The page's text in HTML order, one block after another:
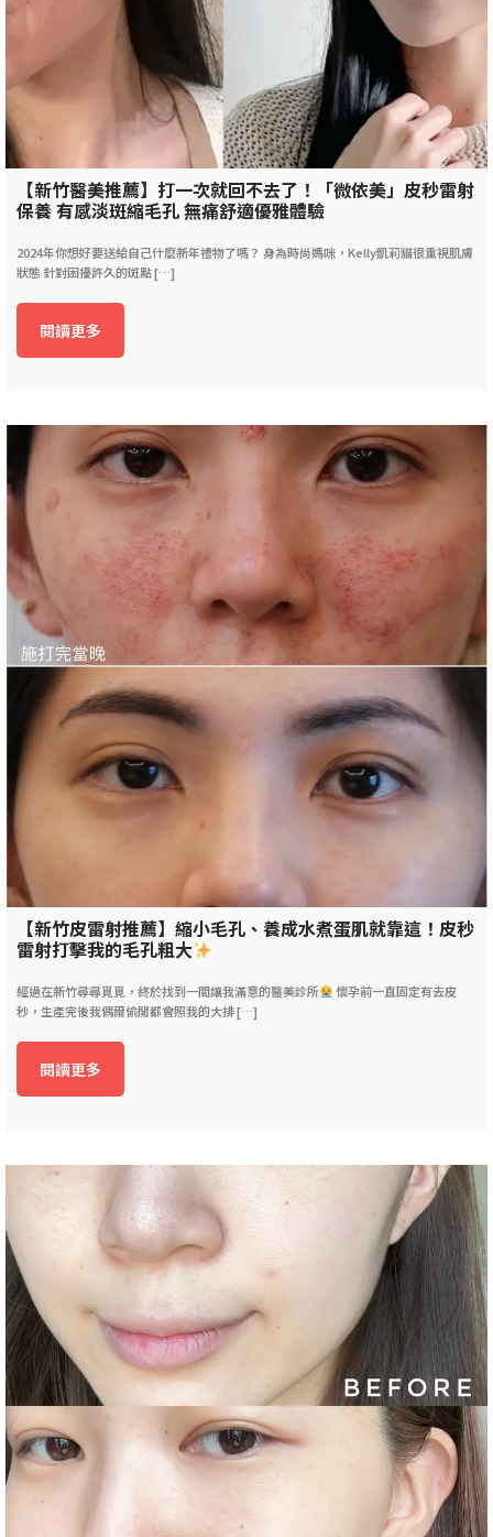
【新竹醫美推薦】打一次就回不去了！「微依美」皮秒雷射
保養 有感淡斑縮毛孔 無痛舒適優雅體驗
2024年你想好要送給自己什麼新年禮物了嗎？ 身為時尚媽咪，Kelly凱莉貓很重視肌膚
狀態 針對困擾許久的斑點 […]
閱讀更多
【新竹皮雷射推薦】縮小毛孔、養成水煮蛋肌就靠這！皮秒
雷射打擊我的毛孔粗大
經過在新竹尋尋覓覓，終於找到一間讓我滿意的醫美診所
懷孕前一直固定有去皮
秒，生產完後我偶爾偷閒都會照我的大排 […]
閱讀更多